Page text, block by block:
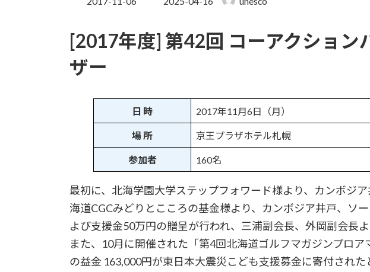
新
日
[2017年度] 第42回 コーアクション
ザー
日 時 2017年11月6日（月）
場 所 京王プラザホテル札幌
参加者 160名
最初に、北海学園大学ステップフォワード様より、カンボジ
海道CGCみどりとこころの基金様より、カンボジア井戸、ソ
よび支援金50万円の贈呈が行われ、三浦副会長、外岡副会長
また、10月に開催された「第4回北海道ゴルフマガジンプロア
の益金 163,000円が東日本大震災こども支援募金に寄付された